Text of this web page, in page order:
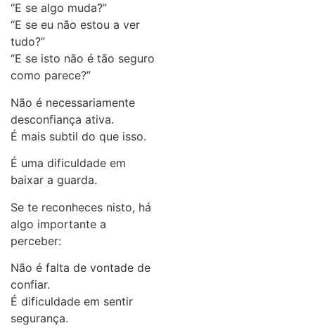
“E se algo muda?”
“E se eu não estou a ver
tudo?”
“E se isto não é tão seguro
como parece?”
Não é necessariamente
desconfiança ativa.
É mais subtil do que isso.
É uma dificuldade em
baixar a guarda.
Se te reconheces nisto, há
algo importante a
perceber:
Não é falta de vontade de
confiar.
É dificuldade em sentir
segurança.